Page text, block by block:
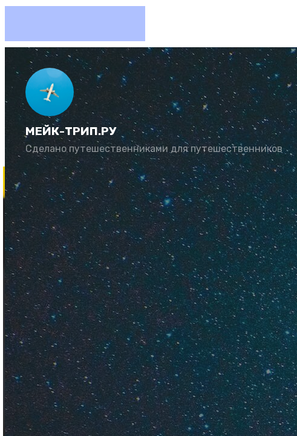
МЕЙК-ТРИП.РУ
Сделано путешественниками для путешественников
Сколько
Автор: Рената